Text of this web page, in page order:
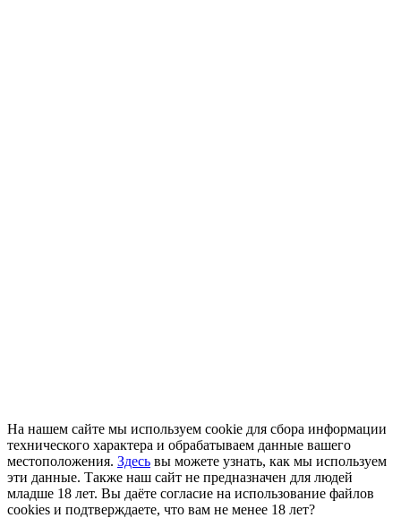
На нашем сайте мы используем cookie для сбора информации
технического характера и обрабатываем данные вашего
местоположения. Здесь вы можете узнать, как мы используем
эти данные. Также наш сайт не предназначен для людей
младше 18 лет. Вы даёте согласие на использование файлов
cookies и подтверждаете, что вам не менее 18 лет?